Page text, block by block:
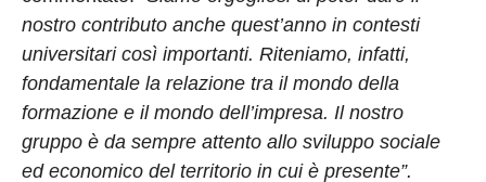
nostro contributo anche quest’anno in contesti
universitari così importanti. Riteniamo, infatti,
fondamentale la relazione tra il mondo della
formazione e il mondo dell’impresa. Il nostro
gruppo è da sempre attento allo sviluppo sociale
ed economico del territorio in cui è presente”.